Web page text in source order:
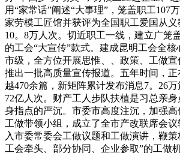
用“家常话”阐述“大事理”，笼盖职工107
家劳模工匠馆并获评为全国职工爱国从
10。8万人次。切近职工一线，建立广笼
的工会“大宣传”款式。建成昆明工会全核
市级，全方位开展思惟、、政策、工做
推出一批高质量宣传报道。五年时间，
越470余篇，新矩阵累计发布消息7。26万
72亿人次。财产工人步队扶植是习总亲
身指点的严沉。市委市高度注沉，加强
工做带领小组，成立了全市产改联席会
入市委常委会工做议题和工做演讲，鞭策
工会牵头、部分协同、企业参取”的工做